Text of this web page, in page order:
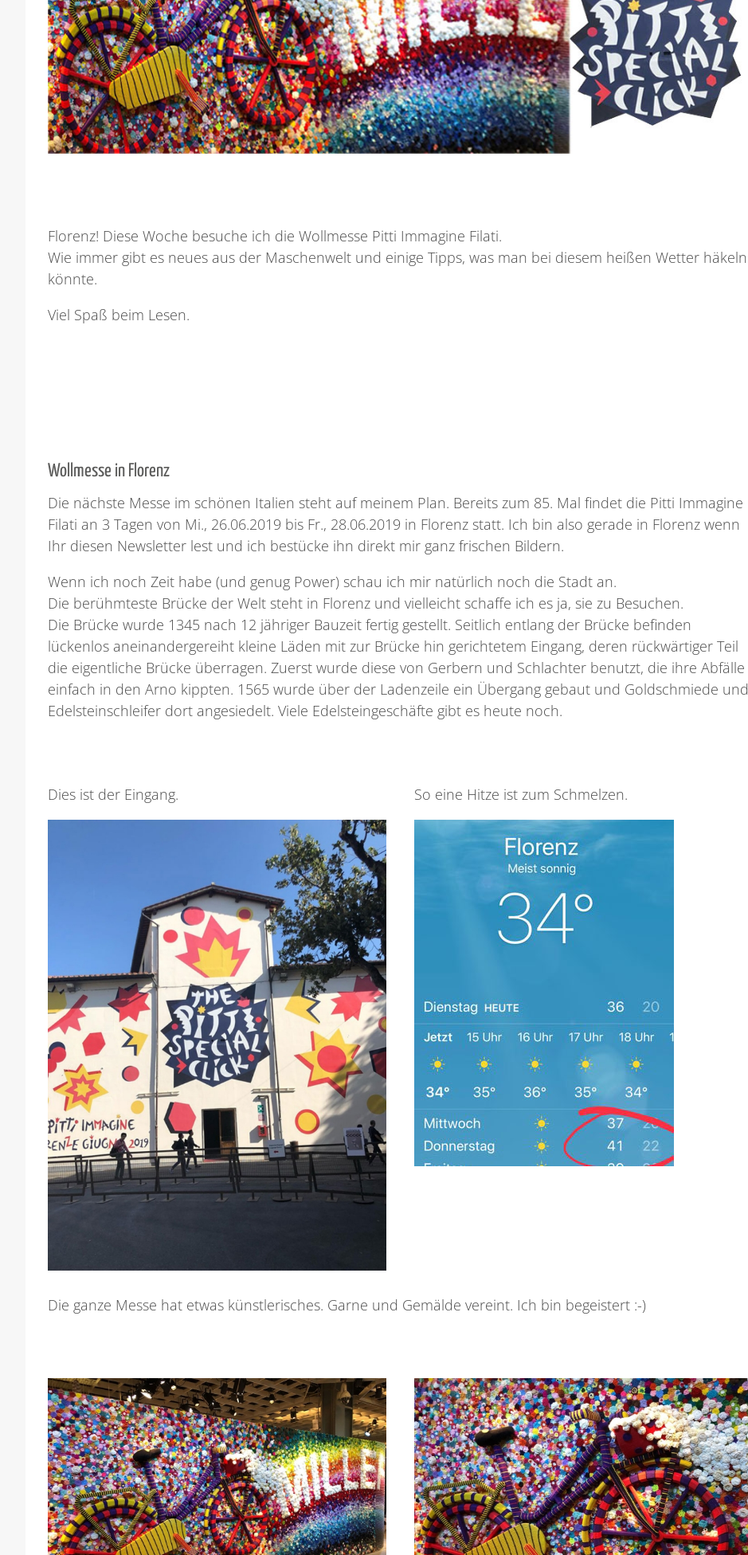
Florenz! Diese Woche besuche ich die Wollmesse Pitti Immagine Filati.
Wie immer gibt es neues aus der Maschenwelt und einige Tipps, was man bei diesem heißen Wetter häkeln
könnte.
Viel Spaß beim Lesen.
Wollmesse in Florenz
Die nächste Messe im schönen Italien steht auf meinem Plan. Bereits zum 85. Mal findet die Pitti Immagine
Filati an 3 Tagen von Mi., 26.06.2019 bis Fr., 28.06.2019 in Florenz statt. Ich bin also gerade in Florenz wenn
Ihr diesen Newsletter lest und ich bestücke ihn direkt mir ganz frischen Bildern.
Wenn ich noch Zeit habe (und genug Power) schau ich mir natürlich noch die Stadt an.
Die berühmteste Brücke der Welt steht in Florenz und vielleicht schaffe ich es ja, sie zu Besuchen.
Die Brücke wurde 1345 nach 12 jähriger Bauzeit fertig gestellt. Seitlich entlang der Brücke befinden
lückenlos aneinandergereiht kleine Läden mit zur Brücke hin gerichtetem Eingang, deren rückwärtiger Teil
die eigentliche Brücke überragen. Zuerst wurde diese von Gerbern und Schlachter benutzt, die ihre Abfälle
einfach in den Arno kippten. 1565 wurde über der Ladenzeile ein Übergang gebaut und Goldschmiede und
Edelsteinschleifer dort angesiedelt. Viele Edelsteingeschäfte gibt es heute noch.
Dies ist der Eingang. So eine Hitze ist zum Schmelzen.
Die ganze Messe hat etwas künstlerisches. Garne und Gemälde vereint. Ich bin begeistert :-)